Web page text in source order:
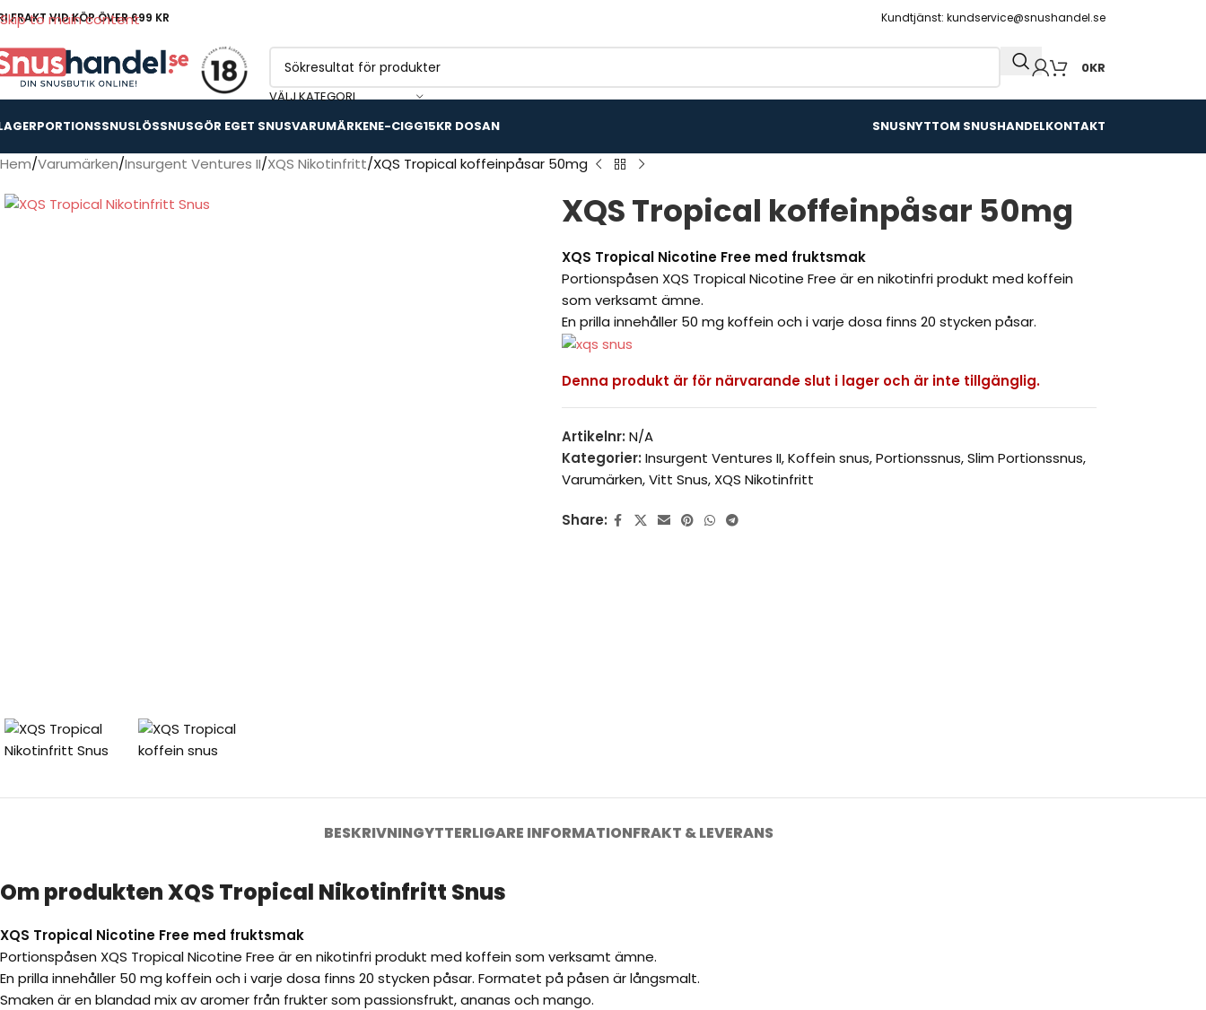
Skip to main content
FRAKT VID KÖP ÖVER 699 KR Kundtjänst: kundservice@snushandel.se
VÄLJ KATEGORI
0KR
PORTIONSSNUSLÖSSNUSGÖR EGET SNUSVARUMÄRKENE-CIGG15KR DOSAN SNUSNYTTOM SNUSHANDELKONTAKT
Hem Varumärken Insurgent Ventures II XQS Nikotinfritt XQS Tropical koffeinpåsar 50mg
XQS Tropical koffeinpåsar 50mg
XQS Tropical Nicotine Free med fruktsmak
Portionspåsen XQS Tropical Nicotine Free är en nikotinfri produkt med koffein
som verksamt ämne.
En prilla innehåller 50 mg koffein och i varje dosa finns 20 stycken påsar.
Denna produkt är för närvarande slut i lager och är inte tillgänglig.
Artikelnr: N/A
Kategorier: Insurgent Ventures II,Koffein snus,Portionssnus,Slim Portionssnus,
Varumärken,Vitt Snus, XQS Nikotinfritt
Share:
BESKRIVNINGYTTERLIGARE INFORMATIONFRAKT & LEVERANS
Om produkten XQS Tropical Nikotinfritt Snus
XQS Tropical Nicotine Free med fruktsmak
Portionspåsen XQS Tropical Nicotine Free är en nikotinfri produkt med koffein som verksamt ämne.
En prilla innehåller 50 mg koffein och i varje dosa finns 20 stycken påsar. Formatet på påsen är långsmalt.
Smaken är en blandad mix av aromer från frukter som passionsfrukt, ananas och mango.